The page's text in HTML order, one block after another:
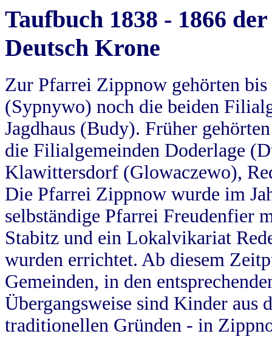
Taufbuch 1838 - 1866
Deutsch Krone
Zur Pfarrei Zippnow gehörten
(Sypnywo) noch die beiden
Jagdhaus (Budy). Früher
die Filialgemeinden Doderlage
Klawittersdorf (Glowaczewo),
Die Pfarrei Zippnow wurde im
selbständige Pfarrei Freudenfier
Stabitz und ein Lokalvikariat
wurden errichtet. Ab diesem
Gemeinden, in den
Übergangsweise sind Kinder aus
traditionellen Gründen - in